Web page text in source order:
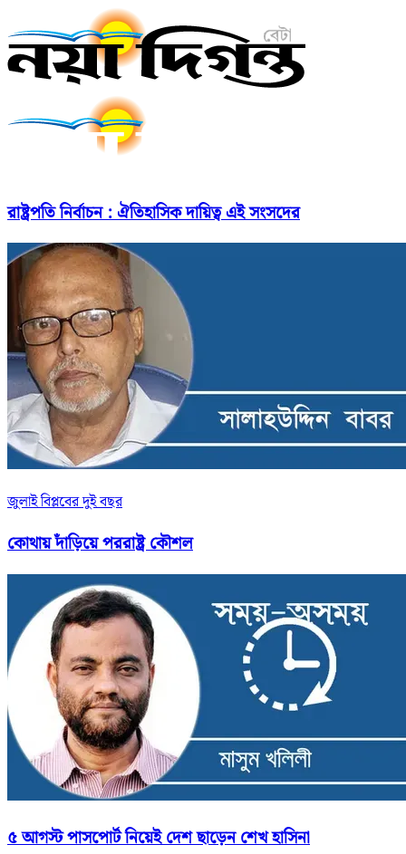
রাষ্ট্রপতি নির্বাচন : ঐতিহাসিক দায়িত্ব এই সংসদের
জুলাই বিপ্লবের দুই বছর
কোথায় দাঁড়িয়ে পররাষ্ট্র কৌশল
৫ আগস্ট পাসপোর্ট নিয়েই দেশ ছাড়েন শেখ হাসিনা